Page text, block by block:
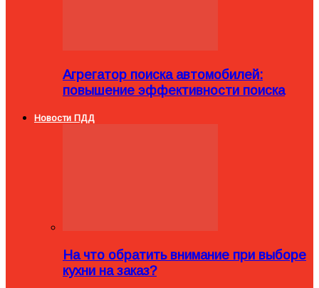
Агрегатор поиска автомобилей:
повышение эффективности поиска
Новости ПДД
На что обратить внимание при выборе
кухни на заказ?